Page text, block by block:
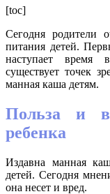
[toc]
Сегодня родители
питания детей.
наступает время
существует точек
манная каша детям.
Польза и
ребенка
Издавна манная
детей. Сегодня
она несет и вред.